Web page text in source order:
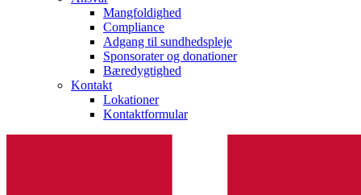
Mangfoldighed
Compliance
Adgang til sundhedspleje
Sponsorater og donationer
Bæredygtighed
Kontakt
Lokationer
Kontaktformular